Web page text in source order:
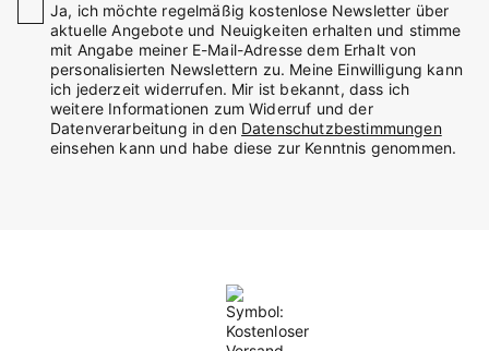
Ja, ich möchte regelmäßig kostenlose Newsletter über
aktuelle Angebote und Neuigkeiten erhalten und stimme
mit Angabe meiner E-Mail-Adresse dem Erhalt von
personalisierten Newslettern zu. Meine Einwilligung kann
ich jederzeit widerrufen. Mir ist bekannt, dass ich
weitere Informationen zum Widerruf und der
Datenverarbeitung in den Datenschutzbestimmungen
einsehen kann und habe diese zur Kenntnis genommen.